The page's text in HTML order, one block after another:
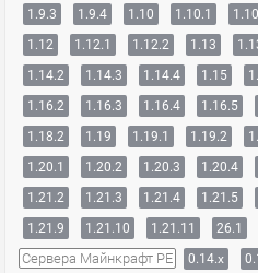
1.9.3
1.9.4 1.10 1.10.1
1.12
1.12.1 1.12.2 1.13
1.14.2
1.14.3 1.14.4 1.15
1.16.2
1.16.3 1.16.4 1.16.5
1.18.2
1.19 1.19.1 1.19.2
1.20.1
1.20.2 1.20.3 1.20.4
1.21.2
1.21.3 1.21.4 1.21.5
1.21.9
1.21.10 1.21.11 26.1
Сервера Майнкрафт PE 0.14.x